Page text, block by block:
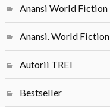
Anansi World Fiction
Anansi. World Fiction
Autorii TREI
Bestseller